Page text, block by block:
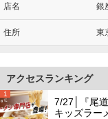
店名 銀
住所 東
アクセスランキング
1
7/27│『尾
キッズラー